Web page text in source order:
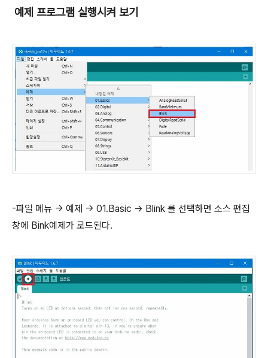
예제 프로그램 실행시켜 보기
-파일 메뉴 -> 예제 -> 01.Basic -> Blink 를 선택하면 소스 편집
창에 Bink예제가 로드된다.